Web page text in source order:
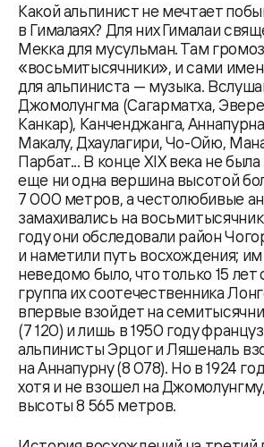
Какой альпинист не мечтает
в Гималаях? Для них Гималаи
Мекка для мусульман. Там
«восьмитысячники», и сами
для альпиниста — музыка.
Джомолунгма (Сагарматха,
Канкар), Канченджанга,
Макалу, Дхаулагири, Чо-Ойю,
Парбат... В конце XIX века не
еще ни одна вершина высотой
7 000 метров, а честолюбивые
замахивались на
году они обследовали район
и наметили путь восхождения;
неведомо было, что только 15 лет
группа их соотечественника
впервые взойдет на
(7 120) и лишь в 1950 году
альпинисты Эрцог и Ляшеналь
на Аннапурну (8 078). Но в 1924
хотя и не взошел на
высоты 8 565 метров.